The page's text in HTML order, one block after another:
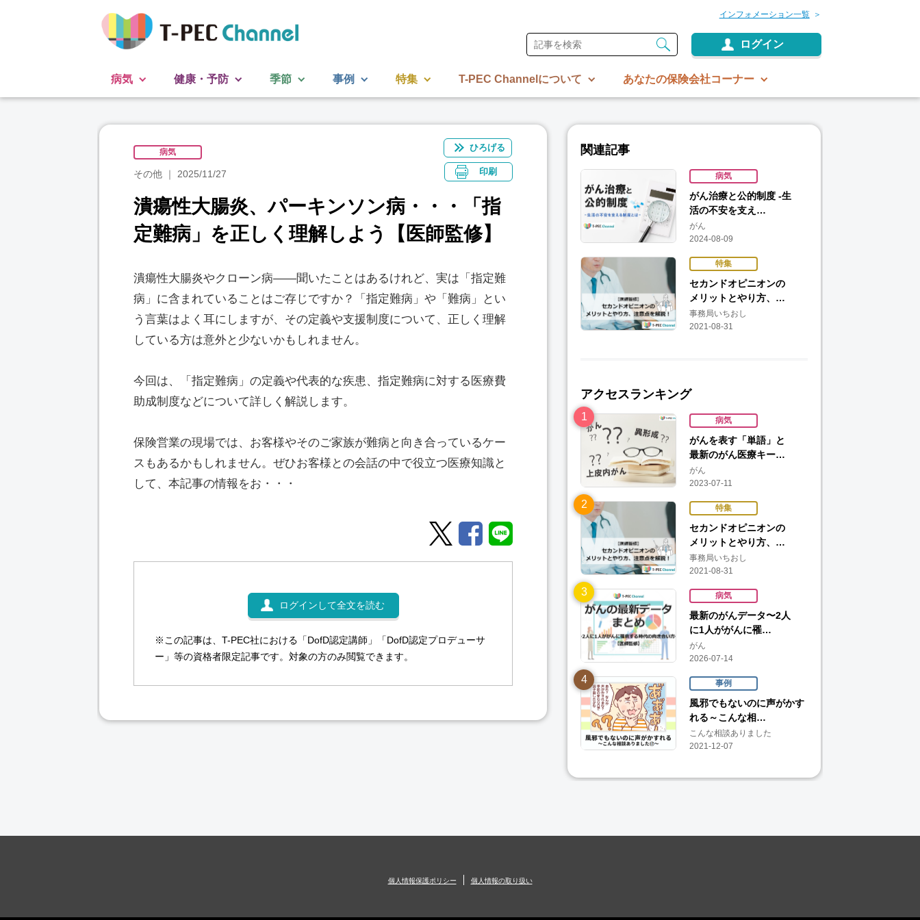
インフォメーション一覧
ログイン
病気 健康・予防 季節 事例 特集 T-PEC Channelについて あなたの保険会社コーナー
ひろげる
病気
その他 2025/11/27 印刷
潰瘍性大腸炎、パーキンソン病・・・「指
定難病」を正しく理解しよう【医師監修】
潰瘍性大腸炎やクローン病――聞いたことはあるけれど、実は「指定難
病」に含まれていることはご存じですか？「指定難病」や「難病」とい
う言葉はよく耳にしますが、その定義や支援制度について、正しく理解
している方は意外と少ないかもしれません。
今回は、「指定難病」の定義や代表的な疾患、指定難病に対する医療費
助成制度などについて詳しく解説します。
保険営業の現場では、お客様やそのご家族が難病と向き合っているケー
スもあるかもしれません。ぜひお客様との会話の中で役立つ医療知識と
して、本記事の情報をお・・・
ログインして全文を読む
※この記事は、T-PEC社における「DofD認定講師」「DofD認定プロデューサ
ー」等の資格者限定記事です。対象の方のみ閲覧できます。
関連記事
病気
がん治療と公的制度 -生
活の不安を支え…
がん
2024-08-09
特集
セカンドオピニオンの
メリットとやり方、…
事務局いちおし
2021-08-31
アクセスランキング
病気
がんを表す「単語」と
最新のがん医療キー…
がん
2023-07-11
特集
セカンドオピニオンの
メリットとやり方、…
事務局いちおし
2021-08-31
病気
最新のがんデータ〜2人
に1人ががんに罹…
がん
2026-07-14
事例
風邪でもないのに声がかす
れる～こんな相…
こんな相談ありました
2021-12-07
個人情報保護ポリシー 個人情報の取り扱い